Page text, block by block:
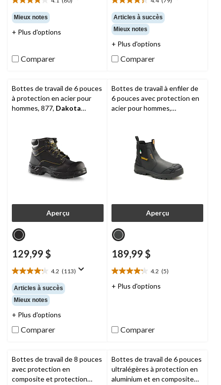
4.1
étoile(s)
sur
5.
Mieux notes
+ Plus d'options
Comparer
4.4
étoile(s)
sur
5.
79
Articles à succès
Mieux notes
+ Plus d'options
Comparer
Bottes de travail de 6 pouces
à protection en acier pour
hommes, 877, Dakota
Aperçu
129,99 $
4.2 (113)
4.2
étoile(s)
sur
5.
113
Articles à succès
Mieux notes
+ Plus d'options
Comparer
Bottes de travail à enfiler de
6 pouces avec protection en
acier pour hommes,
Aperçu
189,99 $
4.2 (5)
4.2
étoile(s)
+ Plus d'options
Comparer
Bottes de travail de 8 pouces
avec protection en
composite et protection
Bottes de travail de 6 pouces
ultralégères à protection en
aluminium et en composite